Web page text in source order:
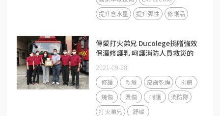
提升含水量
提升彈性 修護品
傳愛打火弟兄 Ducolege捐贈強效
保溼修護乳 呵護消防人員救災的
辛苦與疼痛
2021-09-28
修護 乾癢 皮膚乾燥
捐贈
燒傷
燙傷 呵護
消防隊
打火弟兄
舒緩